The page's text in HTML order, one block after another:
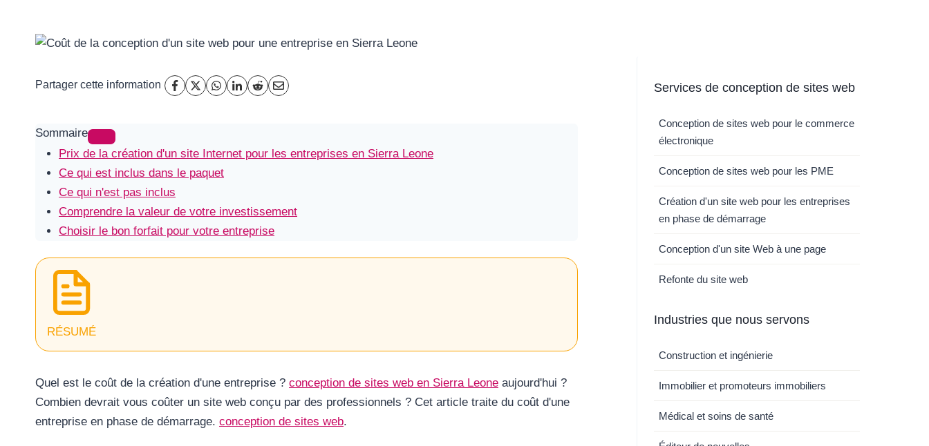
Partager cette information
Sommaire
Prix de la création d'un site Internet pour les entreprises en Sierra Leone
Ce qui est inclus dans le paquet
Ce qui n'est pas inclus
Comprendre la valeur de votre investissement
Choisir le bon forfait pour votre entreprise
RÉSUMÉ
Quel est le coût de la création d'une entreprise ? conception de sites web en Sierra Leone aujourd'hui ?
Combien devrait vous coûter un site web conçu par des professionnels ? Cet article traite du coût d'une
entreprise en phase de démarrage. conception de sites web.
Services de conception de sites web
Conception de sites web pour le commerce
électronique
Conception de sites web pour les PME
Création d'un site web pour les entreprises
en phase de démarrage
Conception d'un site Web à une page
Refonte du site web
Industries que nous servons
Construction et ingénierie
Immobilier et promoteurs immobiliers
Médical et soins de santé